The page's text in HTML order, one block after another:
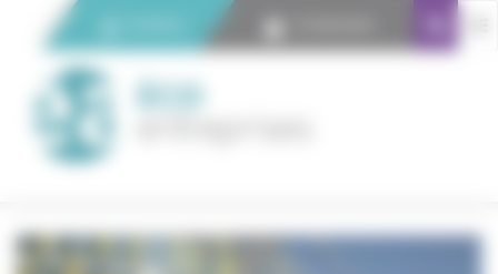
Panneau de gestion des cookies